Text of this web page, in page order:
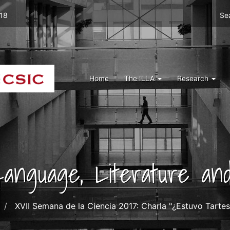
right
ILLA
Home The ILLA Research
Literature
XVII Semana de la Ciencia 2017: Charla "¿Estuvo